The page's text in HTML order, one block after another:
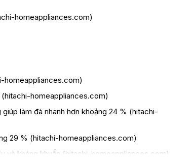
homeappliances.com)
homeappliances.com)
(hitachi-homeappliances.com)
làm đá nhanh hơn khoảng 24 % (hitachi-
29 % (hitachi-homeappliances.com)
và kháng khuẩn (hitachi-homeappliances.com)